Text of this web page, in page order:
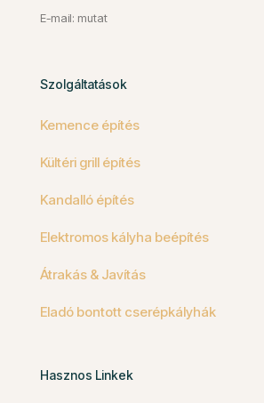
E-mail: mutat
Szolgáltatások
Kemence építés
Kültéri grill építés
Kandalló építés
Elektromos kályha beépítés
Átrakás & Javítás
Eladó bontott cserépkályhák
Hasznos Linkek